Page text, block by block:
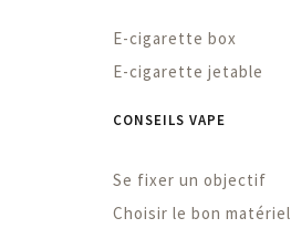
E-cigarette box
E-cigarette jetable
CONSEILS VAPE
Se fixer un objectif
Choisir le bon matériel